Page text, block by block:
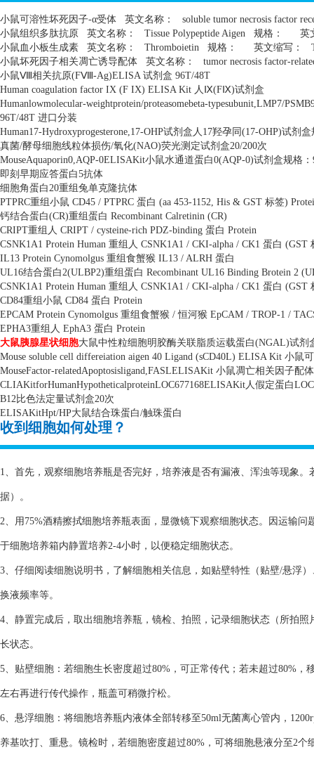
小鼠可溶性坏死因子-α受体 英文名称：
soluble tumor necrosis factor
小鼠组织多肽抗原
英文名称： Tissue Polypeptide Aigen 规格：
英
小鼠血小板生成素
英文名称： Thromboietin 规格： 英文缩写：
小鼠坏死因子相关凋亡诱导配体
英文名称：
tumor necrosis factor-
小鼠Ⅷ相关抗原(FⅧ -Ag)ELISA 试剂盒 96T/48T
Human coagulation factor IX (F IX) ELISA Kit 人Ⅸ(F Ⅸ)试剂盒
Humanlowmolecular-weightprotein/proteasomebeta-typesubunit,LMP7/
96T/48T 进口分装
Human17-Hydroxyprogesterone,17-OHP试剂盒人 17羟孕同 (17-OHP)试剂盒
真菌/酵母细胞线粒体损伤/氧化(NAO)荧光测定试剂盒20/200次
MouseAquaporin0,AQP-0ELISAKit小鼠水通道蛋白0(AQP-0)试剂盒规格：
即刻早期应答蛋白5抗体
细胞角蛋白20重组兔单克隆抗体
PTPRC重组小鼠 CD45 / PTPRC 蛋白 (aa 453-1152, His & GST 标签)
钙结合蛋白(CR)重组蛋白 Recombinant Calretinin (CR)
CRIPT重组人 CRIPT / cysteine-rich PDZ-binding 蛋白 Protein
CSNK1A1 Protein Human 重组人 CSNK1A1 / CKI-alpha / CK1 蛋白 (GST
IL13 Protein Cynomolgus 重组食蟹猴 IL13 / ALRH 蛋白
UL16结合蛋白2(ULBP2)重组蛋白 Recombinant UL16 Binding Brotein 2
CSNK1A1 Protein Human 重组人 CSNK1A1 / CKI-alpha / CK1 蛋白 (GST
CD84重组小鼠 CD84 蛋白 Protein
EPCAM Protein Cynomolgus 重组食蟹猴 /恒河猴 EpCAM / TROP-1 /
EPHA3重组人 EphA3 蛋白 Protein
大鼠胰腺星状细胞大鼠中性粒细胞明胶酶关联脂质运载蛋白(NGAL)试剂
Mouse soluble cell differeiation aigen 40 Ligand (sCD40L) ELISA Kit 小鼠
MouseFactor-relatedApoptosisligand,FASLELISAKit 小鼠凋亡相关因子配体
CLIAKitforHumanHypotheticalproteinLOC677168ELISAKit人假定蛋白
B12比色法定量试剂盒20次
ELISAKitHpt/HP大鼠结合珠蛋白/触珠蛋白
收到细胞如何处理？
1、首先，观察细胞培养瓶是否完好，培养液是否有漏液、浑浊等现象
据）。
2、用75%酒精擦拭细胞培养瓶表面，显微镜下观察细胞状态。因运输
于细胞培养箱内静置培养2-4小时，以便稳定细胞状态。
3、仔细阅读细胞说明书，了解细胞相关信息，如贴壁特性（贴壁/悬浮
换液频率等。
4、静置完成后，取出细胞培养瓶，镜检、拍照，记录细胞状态（所拍
长状态。
5、贴壁细胞：若细胞生长密度超过80%，可正常传代；若未超过80%
左右再进行传代操作，瓶盖可稍微拧松。
6、悬浮细胞：将细胞培养瓶内液体全部转移至50ml无菌离心管内，
养基吹打、重悬。镜检时，若细胞密度超过80%，可将细胞悬液分至2